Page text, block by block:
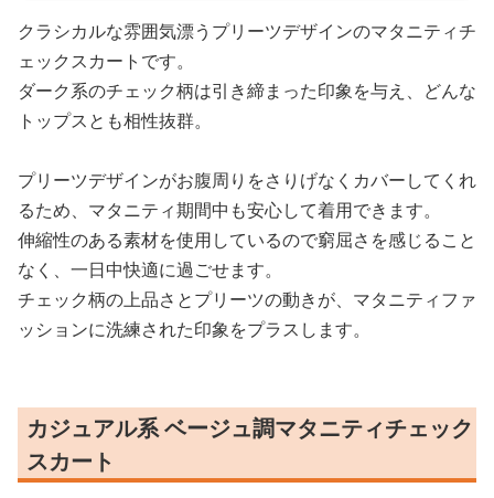
クラシカルな雰囲気漂うプリーツデザインのマタニティチ
ェックスカートです。
ダーク系のチェック柄は引き締まった印象を与え、どんな
トップスとも相性抜群。
プリーツデザインがお腹周りをさりげなくカバーしてくれ
るため、マタニティ期間中も安心して着用できます。
伸縮性のある素材を使用しているので窮屈さを感じること
なく、一日中快適に過ごせます。
チェック柄の上品さとプリーツの動きが、マタニティファ
ッションに洗練された印象をプラスします。
カジュアル系 ベージュ調マタニティチェック
スカート